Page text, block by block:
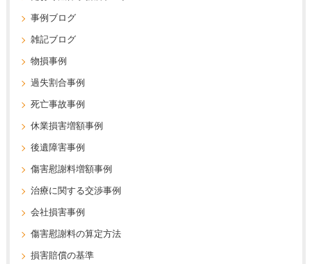
事例ブログ
雑記ブログ
物損事例
過失割合事例
死亡事故事例
休業損害増額事例
後遺障害事例
傷害慰謝料増額事例
治療に関する交渉事例
会社損害事例
傷害慰謝料の算定方法
損害賠償の基準